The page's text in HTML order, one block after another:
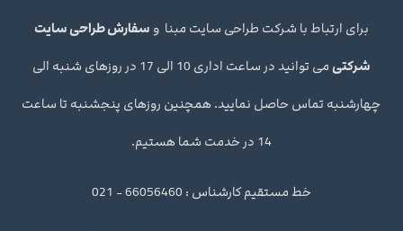
برای ارتباط با شرکت طراحی سایت مبنا و سفارش طراحی سایت
شرکتی
می توانید در ساعت اداری 10 الی 17 در روزهای شنبه الی
چهارشنبه تماس حاصل نمایید. همچنین روزهای پنجشنبه تا ساعت
14 در خدمت شما هستیم.
خط مستقیم کارشناس : 66056460 - 021